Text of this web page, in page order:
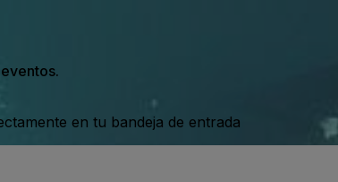
en tu bandeja de entrada